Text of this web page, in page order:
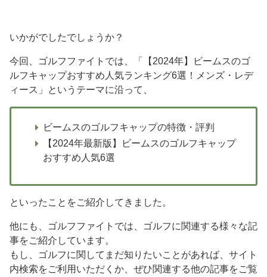
いかがでしたでしょうか？
今回、ゴルフファイトでは、「【2024年】ビームスのゴ
ルフキャップおすすめ人気ランキング6選！メンズ・レデ
ィース」というテーマに沿って、
ビームスのゴルフキャップの特徴・評判
【2024年最新版】ビームスのゴルフキャップ
おすすめ人気6選
といったことをご紹介してきました。
他にも、ゴルフファイトでは、ゴルフに関連する様々な記
事をご紹介しています。
もし、ゴルフに関してまだ知りたいことがあれば、サイト
内検索をご利用いただくか、ぜひ関連する他の記事をご覧